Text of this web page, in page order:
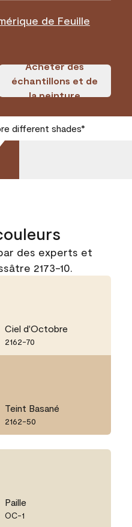
de Feuille
Acheter des
échantillons et de
la peinture
different shades*
des experts et
2173-10.
Ciel d'Octobre
2162-70
Teint Basané
2162-50
Paille
OC-1